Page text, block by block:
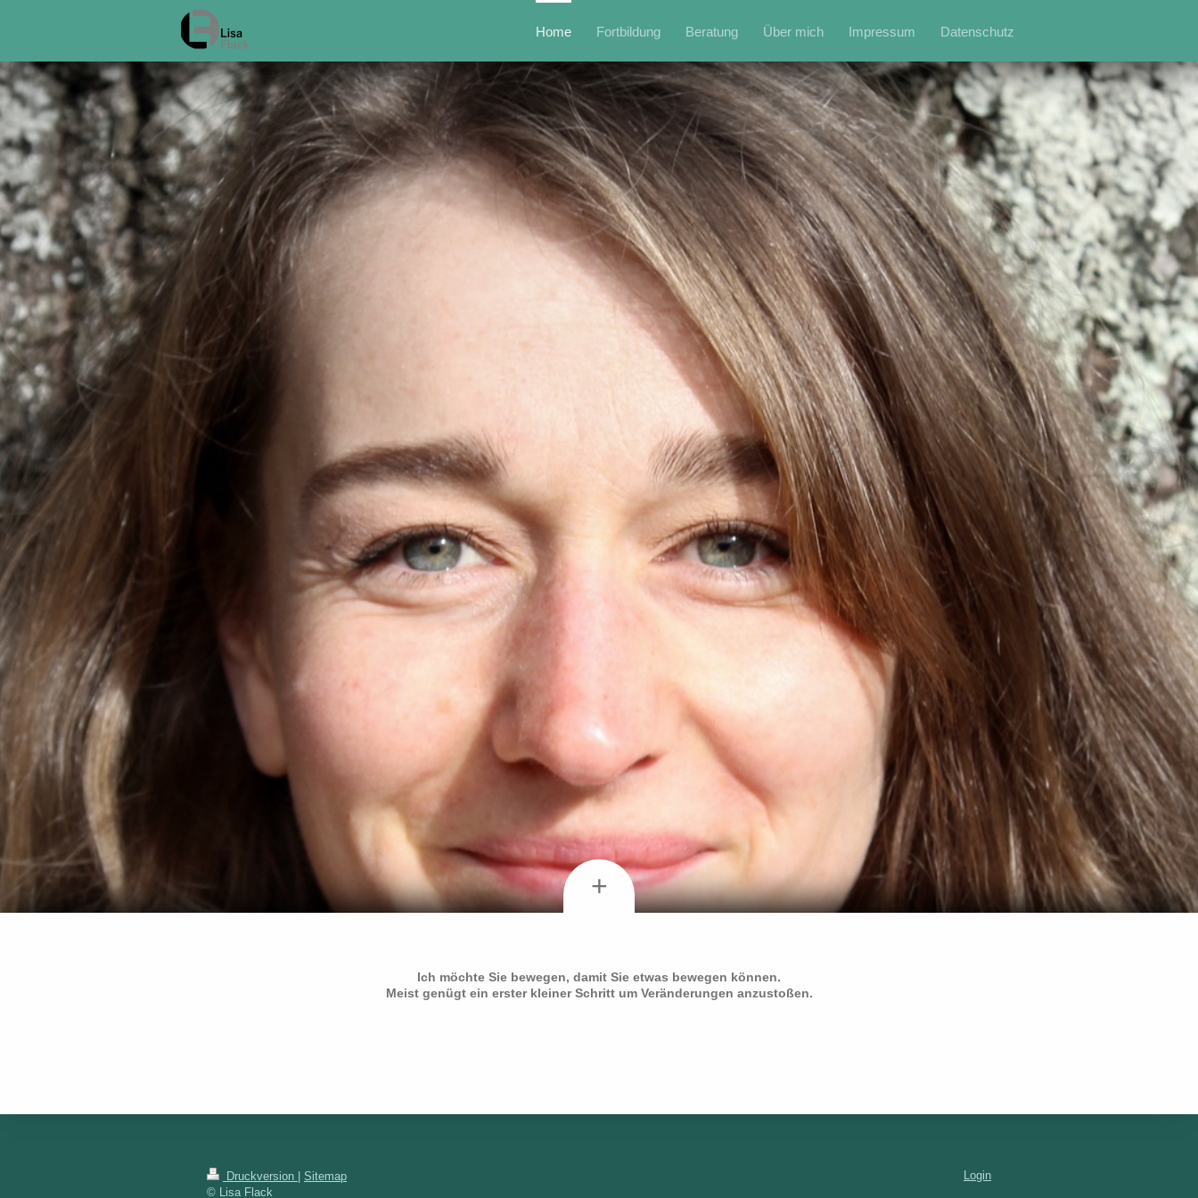
Home Fortbildung Beratung Über mich Impressum Datenschutz
+
Ich möchte Sie bewegen, damit Sie etwas bewegen können.
Meist genügt ein erster kleiner Schritt um Veränderungen anzustoßen.
Druckversion
Sitemap
© Lisa Flack
Login